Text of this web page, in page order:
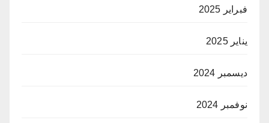
فبراير 2025
يناير 2025
ديسمبر 2024
نوفمبر 2024